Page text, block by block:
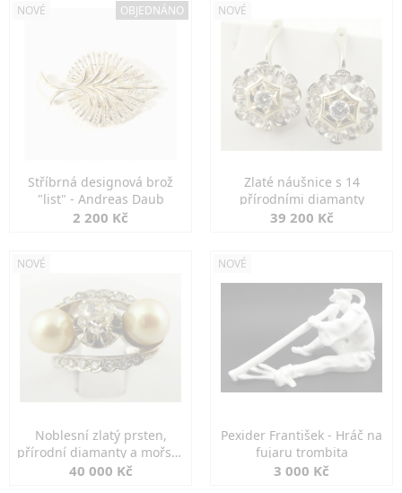
NOVÉ OBJEDNÁNO
Stříbrná designová brož
"list" - Andreas Daub
2 200 Kč
NOVÉ
Zlaté náušnice s 14
přírodními diamanty
39 200 Kč
NOVÉ
Noblesní zlatý prsten,
přírodní diamanty a mořské
perly
40 000 Kč
NOVÉ
Pexider František - Hráč na
fujaru trombita
3 000 Kč